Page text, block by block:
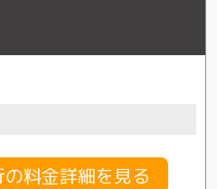
料金詳細を見る